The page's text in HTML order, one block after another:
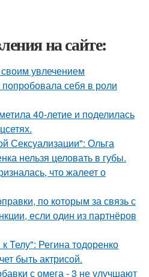
на сайте:
увлечением
себя в роли
40-летие и поделилась
Сексуализации": Ольга
нельзя целовать в губы.
что жалеет о
по которым за связь с
если один из партнёров
Телу": Регина тодоренко
быть актрисой.
с омега - 3 не улучшают